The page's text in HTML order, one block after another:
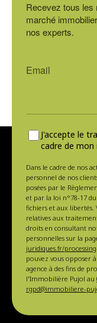
Recevez tous les
marché
nos experts.
J'accepte le
cadre de
Dans le cadre de nos
personnel de nos
posées par le
et par la loi n°78-17
fichiers et aux libertés.
relatives aux
droits en consultant
personnelles sur la
juridiques.fr/
pouvez vous opposer
agence à des fins de
l'Immobilière Pujol au
rgpd@immobiliere-